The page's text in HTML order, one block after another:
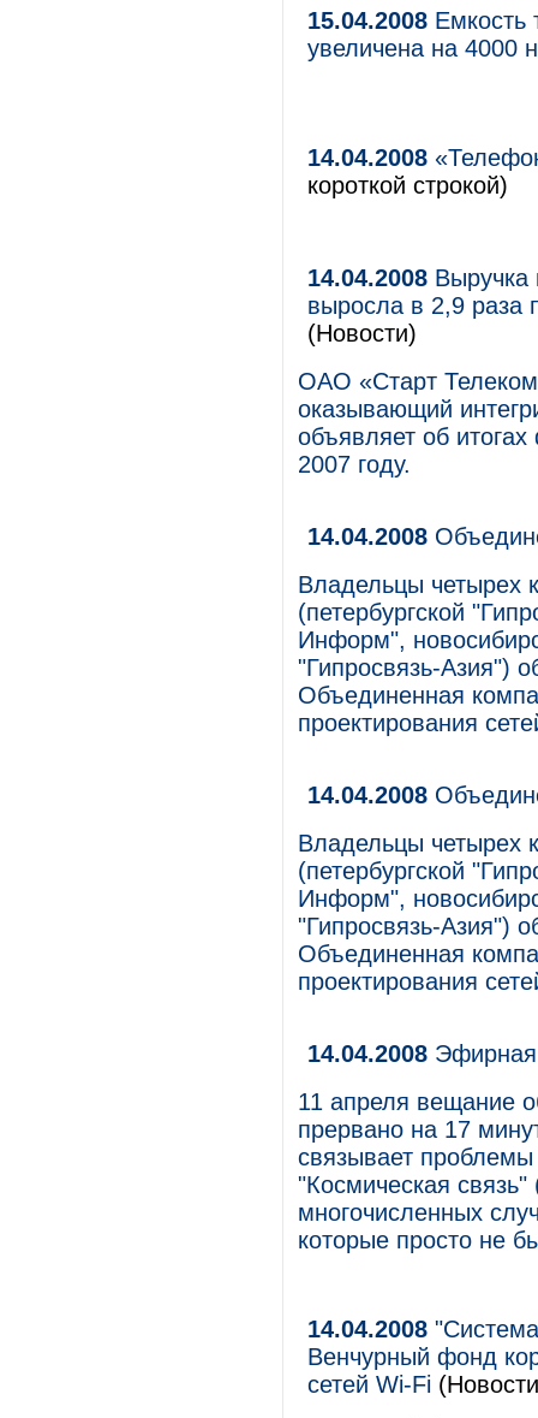
15.04.2008 Емкость
увеличена на 4000
14.04.2008
короткой строкой)
14.04.2008 Выручка
выросла в 2,9 раза
(Новости)
ОАО «Старт
оказывающий
объявляет об
2007 году.
14.04.2008
Владельцы четырех
(петербургской
Информ",
"Гипросвязь-Азия")
Объединенная
проектирования
14.04.2008
Владельцы четырех
(петербургской
Информ",
"Гипросвязь-Азия")
Объединенная
проектирования
14.04.2008 Эфирная
11 апреля вещание
прервано на 17
связывает
"Космическая
многочисленных
которые просто не
14.04.2008
Венчурный фонд
сетей Wi-Fi